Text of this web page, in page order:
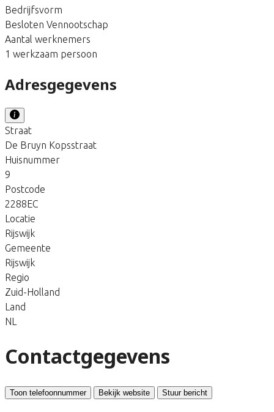
Bedrijfsvorm
Besloten Vennootschap
Aantal werknemers
1 werkzaam persoon
Adresgegevens
Straat
De Bruyn Kopsstraat
Huisnummer
9
Postcode
2288EC
Locatie
Rijswijk
Gemeente
Rijswijk
Regio
Zuid-Holland
Land
NL
Contactgegevens
Toon telefoonnummer Bekijk website Stuur bericht